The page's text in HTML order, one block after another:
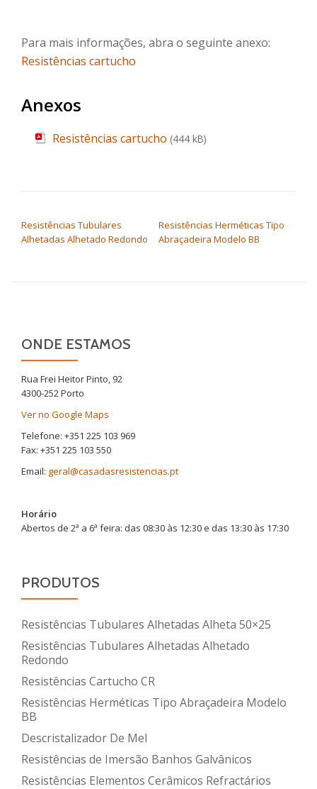
Para mais informações, abra o seguinte anexo:
Resistências cartucho
Anexos
Resistências cartucho (444 kB)
Resistências Tubulares
Alhetadas Alhetado Redondo
Resistências Herméticas Tipo
Abraçadeira Modelo BB
ONDE ESTAMOS
Rua Frei Heitor Pinto, 92
4300-252 Porto
Ver no Google Maps
Telefone: +351 225 103 969
Fax: +351 225 103 550
Email: geral@casadasresistencias.pt
Horário
Abertos de 2ª a 6ª feira: das 08:30 às 12:30 e das 13:30 às 17:30
PRODUTOS
Resistências Tubulares Alhetadas Alheta 50×25
Resistências Tubulares Alhetadas Alhetado
Redondo
Resistências Cartucho CR
Resistências Herméticas Tipo Abraçadeira Modelo
BB
Descristalizador De Mel
Resistências de Imersão Banhos Galvânicos
Resistências Elementos Cerâmicos Refractários